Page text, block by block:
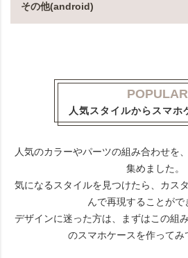
その他(android)
POPULAR
人気スタイルからスマホ
人気のカラーやパーツの組み合わせを
集めました。
気になるスタイルを見つけたら、カス
んで再現することがで
デザインに迷った方は、まずはこの組
のスマホケースを作ってみ